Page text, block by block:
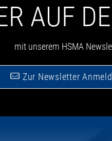
AUF
mit unserem HSMA
Zur Newsletter